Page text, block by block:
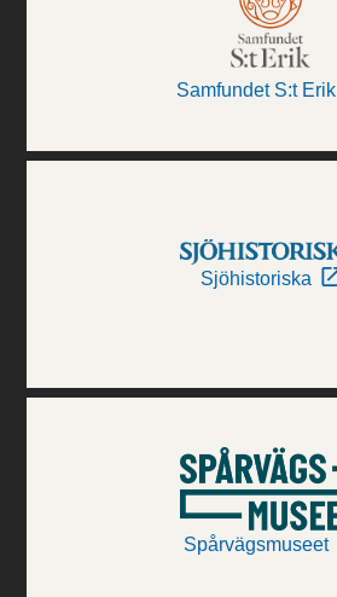
Samfundet S:t Erik
Sjöhistoriska
Spårvägsmuseet